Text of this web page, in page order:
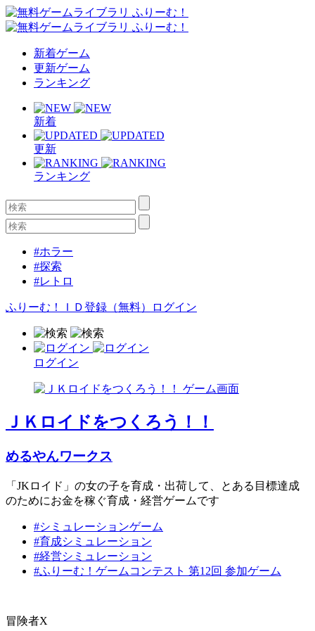
新着ゲーム
更新ゲーム
ランキング
新着
更新
ランキング
#ホラー
#探索
#レトロ
ふりーむ！ＩＤ登録（無料） ログイン
ログイン
ＪＫロイドをつくろう！！
めるやんワークス
「JKロイド」の女の子を育成・出荷して、とある目標達成
のためにお金を稼ぐ育成・経営ゲームです
#シミュレーションゲーム
#育成シミュレーション
#経営シミュレーション
#ふりーむ！ゲームコンテスト 第12回 参加ゲーム
冒険者X